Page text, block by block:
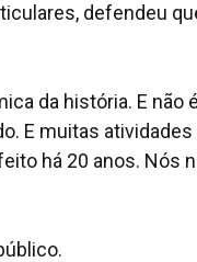
defendeu
da história. E não
E muitas atividades
há 20 anos. Nós